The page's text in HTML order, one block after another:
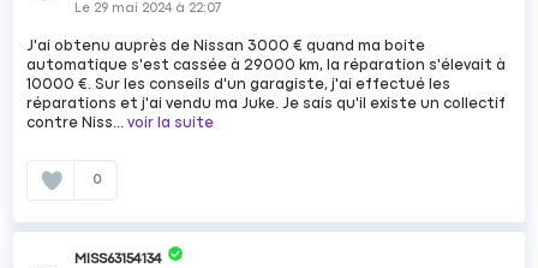
Le 29 mai 2024 à 22:07
J'ai obtenu auprès de Nissan 3000 € quand ma boite
automatique s'est cassée à 29000 km, la réparation s'élevait à
10000 €. Sur les conseils d'un garagiste, j'ai effectué les
réparations et j'ai vendu ma Juke. Je sais qu'il existe un collectif
contre Niss...voir la suite
0
MISS63154134